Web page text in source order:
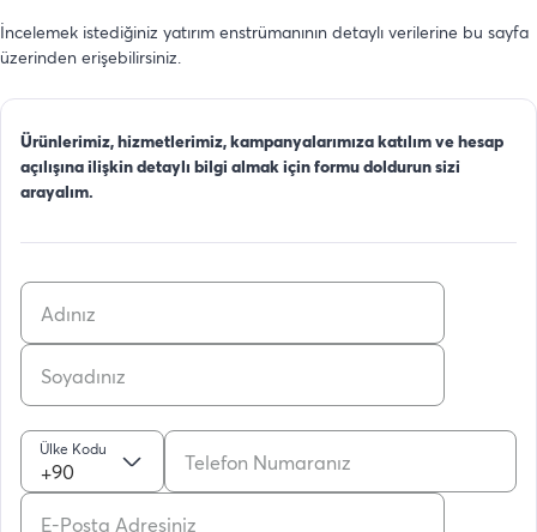
İncelemek istediğiniz yatırım enstrümanının detaylı verilerine bu sayfa
üzerinden erişebilirsiniz.
Ürünlerimiz, hizmetlerimiz, kampanyalarımıza katılım ve hesap
açılışına ilişkin detaylı bilgi almak için formu doldurun sizi
arayalım.
Ülke Kodu
+90